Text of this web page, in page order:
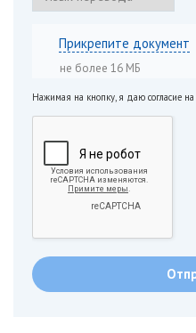
Прикрепите документ
не более 16 МБ
Нажимая на кнопку, я даю согласие на